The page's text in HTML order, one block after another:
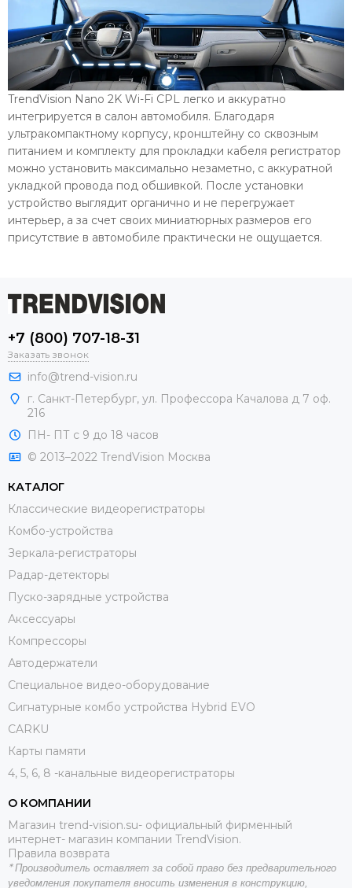
TrendVision Nano 2K Wi-Fi CPL легко и аккуратно
интегрируется в салон автомобиля. Благодаря
ультракомпактному корпусу, кронштейну со сквозным
питанием и комплекту для прокладки кабеля регистратор
можно установить максимально незаметно, с аккуратной
укладкой провода под обшивкой. После установки
устройство выглядит органично и не перегружает
интерьер, а за счет своих миниатюрных размеров его
присутствие в автомобиле практически не ощущается.
+7 (800) 707-18-31
Заказать звонок
info@trend-vision.ru
г. Санкт-Петербург, ул. Профессора Качалова д 7 оф.
216
ПН- ПТ с 9 до 18 часов
© 2013–2022 TrendVision Москва
КАТАЛОГ
Классические видеорегистраторы
Комбо-устройства
Зеркала-регистраторы
Радар-детекторы
Пуско-зарядные устройства
Аксессуары
Компрессоры
Автодержатели
Специальное видео-оборудование
Сигнатурные комбо устройства Hybrid EVO
CARKU
Карты памяти
4, 5, 6, 8 -канальные видеорегистраторы
О КОМПАНИИ
Магазин trend-vision.su- официальный фирменный
интернет- магазин компании TrendVision.
Правила возврата
*Производитель оставляет за собой право без предварительного
уведомления покупателя вносить изменения в конструкцию,